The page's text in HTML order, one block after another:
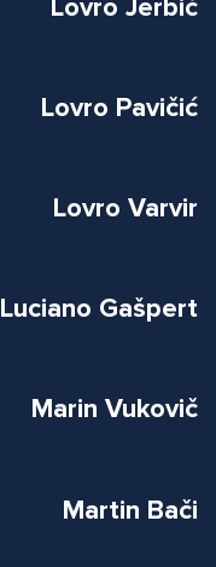
Lovro Jerbić
Lovro Pavičić
Lovro Varvir
Luciano Gašpert
Marin Vukovič
Martin Bači